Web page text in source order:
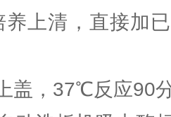
养上清，直接加
盖，37℃反应90